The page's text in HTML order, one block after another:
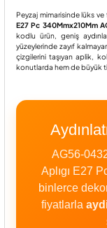
Peyzaj mimarisinde lüks
E27 Pc 340Mmx210Mm
kodlu ürün, geniş
yüzeylerinde zayıf
çizgilerini taşıyan aplik,
konutlarda hem de büyük
AG56-
Aplıgı E27
binlerce
fiyatlarla